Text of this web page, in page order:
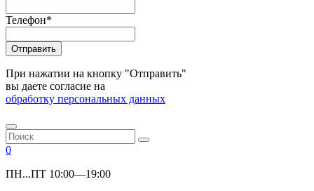
Телефон*
Отправить
При нажатии на кнопку "Отправить"
вы даете согласие на
обработку персональных данных
0
ПН...ПТ 10:00—19:00